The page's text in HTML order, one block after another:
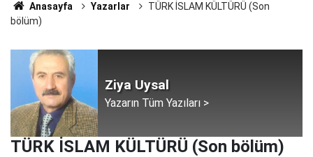
Anasayfa Yazarlar
TÜRK İSLAM KÜLTÜRÜ (Son
bölüm)
Ziya Uysal
Yazarın Tüm Yazıları >
TÜRK İSLAM KÜLTÜRÜ (Son bölüm)